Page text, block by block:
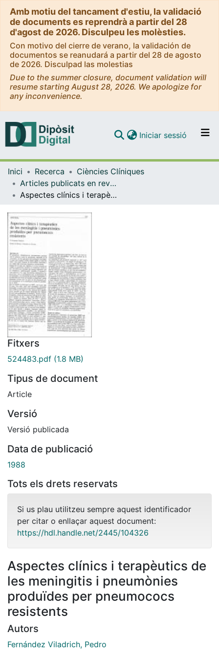
Amb motiu del tancament d'estiu, la validació
de documents es reprendrà a partir del 28
d'agost de 2026. Disculpeu les molèsties.
Con motivo del cierre de verano, la validación de
documentos se reanudará a partir del 28 de agosto
de 2026. Disculpad las molestias
Due to the summer closure, document validation will
resume starting August 28, 2026. We apologize for
any inconvenience.
Navega per tot el DD
Com publicar
Iniciar sessió (current)
Inici Recerca
Ciències Clíniques
Articles publicats en revistes (Ciències Clíniques)
Aspectes clínics i terapèutics de les meningitis i pneumònies produïdes per pneumococs resistents
Fitxers
524483.pdf (1.8 MB)
Tipus de document
Article
Versió
Versió publicada
Data de publicació
1988
Tots els drets reservats
Si us plau utilitzeu sempre aquest identificador
per citar o enllaçar aquest document:
https://hdl.handle.net/2445/104326
Aspectes clínics i terapèutics de
les meningitis i pneumònies
produïdes per pneumococs
resistents
Autors
Fernández Viladrich, Pedro